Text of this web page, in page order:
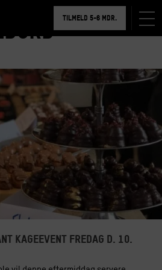
TILMELD 5-6 MDR.
BOOK RUNDVISNING
kageevent fredag d. 10.